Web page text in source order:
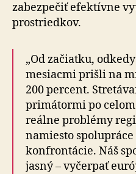
zabezpečiť efektívne
prostriedkov.
„Od začiatku,
mesiacmi prišli na
200 percent.
primátormi po
reálne problémy
namiesto
konfrontácie. Náš
jasný – vyčerpať